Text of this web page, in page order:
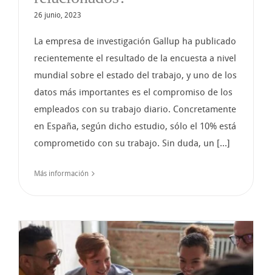
26 junio, 2023
La empresa de investigación Gallup ha publicado
recientemente el resultado de la encuesta a nivel
mundial sobre el estado del trabajo, y uno de los
datos más importantes es el compromiso de los
empleados con su trabajo diario. Concretamente
en España, según dicho estudio, sólo el 10% está
comprometido con su trabajo. Sin duda, un [...]
Más información